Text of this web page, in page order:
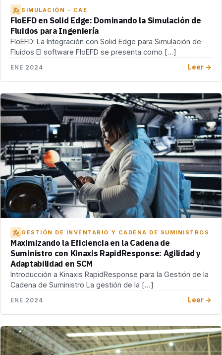
SIMULACIÓN - CAE
FloEFD en Solid Edge: Dominando la Simulación de
Fluidos para Ingeniería
FloEFD: La Integración con Solid Edge para Simulación de
Fluidos El software FloEFD se presenta como […]
ENE 2024 Leer →
GESTIÓN DE INVENTARIO Y CADENA DE SUMINISTROS
Maximizando la Eficiencia en la Cadena de
Suministro con Kinaxis RapidResponse: Agilidad y
Adaptabilidad en SCM
Introducción a Kinaxis RapidResponse para la Gestión de la
Cadena de Suministro La gestión de la […]
ENE 2024 Leer →